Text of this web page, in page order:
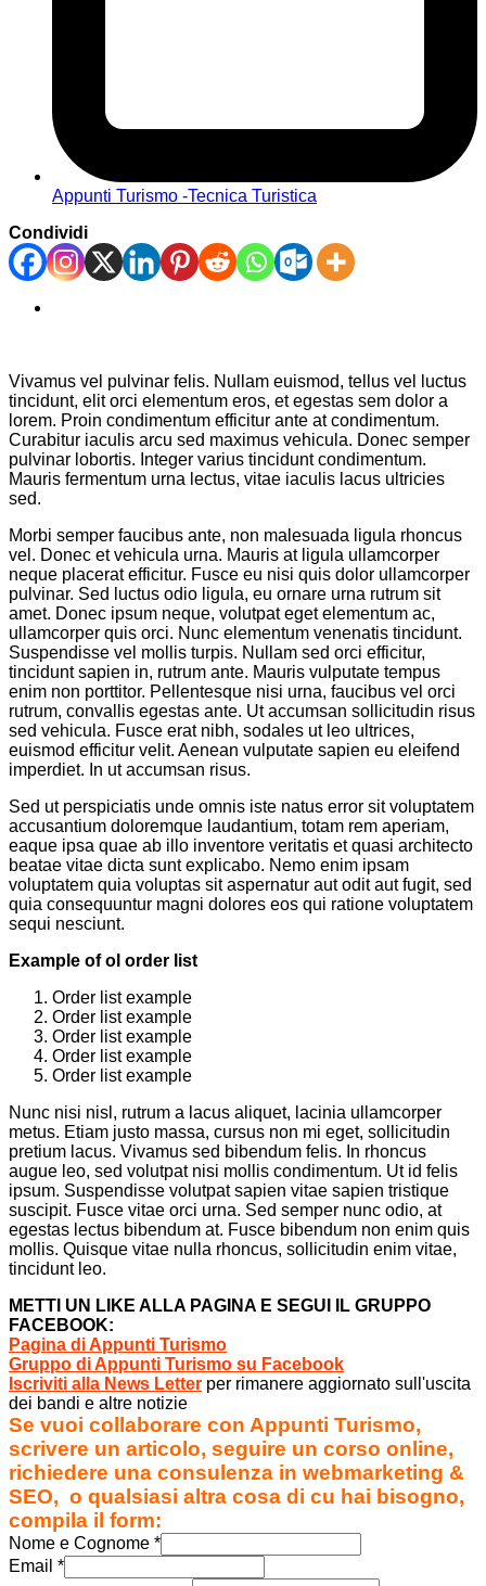
Appunti Turismo -Tecnica Turistica
Condividi
Vivamus vel pulvinar felis. Nullam euismod, tellus vel luctus
tincidunt, elit orci elementum eros, et egestas sem dolor a
lorem. Proin condimentum efficitur ante at condimentum.
Curabitur iaculis arcu sed maximus vehicula. Donec semper
pulvinar lobortis. Integer varius tincidunt condimentum.
Mauris fermentum urna lectus, vitae iaculis lacus ultricies
sed.
Morbi semper faucibus ante, non malesuada ligula rhoncus
vel. Donec et vehicula urna. Mauris at ligula ullamcorper
neque placerat efficitur. Fusce eu nisi quis dolor ullamcorper
pulvinar. Sed luctus odio ligula, eu ornare urna rutrum sit
amet. Donec ipsum neque, volutpat eget elementum ac,
ullamcorper quis orci. Nunc elementum venenatis tincidunt.
Suspendisse vel mollis turpis. Nullam sed orci efficitur,
tincidunt sapien in, rutrum ante. Mauris vulputate tempus
enim non porttitor. Pellentesque nisi urna, faucibus vel orci
rutrum, convallis egestas ante. Ut accumsan sollicitudin risus
sed vehicula. Fusce erat nibh, sodales ut leo ultrices,
euismod efficitur velit. Aenean vulputate sapien eu eleifend
imperdiet. In ut accumsan risus.
Sed ut perspiciatis unde omnis iste natus error sit voluptatem
accusantium doloremque laudantium, totam rem aperiam,
eaque ipsa quae ab illo inventore veritatis et quasi architecto
beatae vitae dicta sunt explicabo. Nemo enim ipsam
voluptatem quia voluptas sit aspernatur aut odit aut fugit, sed
quia consequuntur magni dolores eos qui ratione voluptatem
sequi nesciunt.
Example of ol order list
Order list example
Order list example
Order list example
Order list example
Order list example
Nunc nisi nisl, rutrum a lacus aliquet, lacinia ullamcorper
metus. Etiam justo massa, cursus non mi eget, sollicitudin
pretium lacus. Vivamus sed bibendum felis. In rhoncus
augue leo, sed volutpat nisi mollis condimentum. Ut id felis
ipsum. Suspendisse volutpat sapien vitae sapien tristique
suscipit. Fusce vitae orci urna. Sed semper nunc odio, at
egestas lectus bibendum at. Fusce bibendum non enim quis
mollis. Quisque vitae nulla rhoncus, sollicitudin enim vitae,
tincidunt leo.
METTI UN LIKE ALLA PAGINA E SEGUI IL GRUPPO
FACEBOOK:
Pagina di Appunti Turismo
Gruppo di Appunti Turismo su Facebook
Iscriviti alla News Letter per rimanere aggiornato sull'uscita
dei bandi e altre notizie
Se vuoi collaborare con Appunti Turismo,
scrivere un articolo, seguire un corso online,
richiedere una consulenza in webmarketing &
SEO, o qualsiasi altra cosa di cu hai bisogno,
compila il form:
Nome e Cognome *
Email *